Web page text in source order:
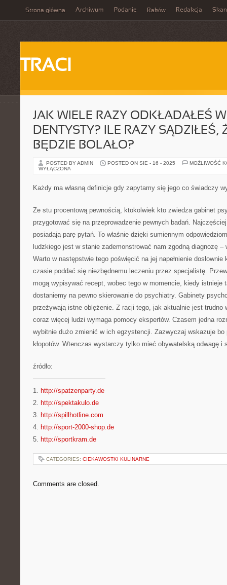
Strona główna Archiwum Podanie Raków Redakcja
TRACI
JAK WIELE RAZY ODKŁADAŁEŚ
DENTYSTY? ILE RAZY SĄDZIŁEŚ,
BĘDZIE BOLAŁO?
POSTED BY ADMIN POSTED ON SIE - 16 - 2025
MOŻLIWOŚĆ
WYŁĄCZONA
Każdy ma własną definicje gdy zapytamy się jego co świadczy
Ze stu procentową pewnością, ktokolwiek kto zwiedza gabinet
przygotować się na przeprowadzenie pewnych badań.
posiadają parę pytań. To właśnie dzięki sumiennym
ludzkiego jest w stanie zademonstrować nam zgodną diagnozę –
Warto w następstwie tego poświęcić na jej napełnienie
czasie poddać się niezbędnemu leczeniu przez specjalistę.
mogą wypisywać recept, wobec tego w momencie, kiedy istnieje
dostaniemy na pewno skierowanie do psychiatry. Gabinety
przeżywają istne oblężenie. Z racji tego, jak aktualnie jest trudno
coraz więcej ludzi wymaga pomocy ekspertów. Czasem jedna
wybitnie dużo zmienić w ich egzystencji. Zazwyczaj wskazuje
kłopotów. Wtenczas wystarczy tylko mieć obywatelską odwagę i
źródło:
———————————
1. http://spatzenparty.de
2. http://spektakulo.de
3. http://spillhotline.com
4. http://sport-2000-shop.de
5. http://sportkram.de
CATEGORIES: CIEKAWOSTKI KULINARNE
Comments are closed.